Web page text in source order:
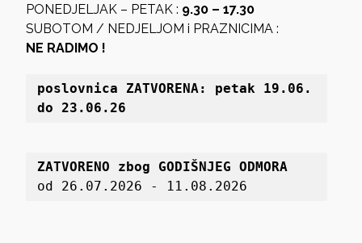
PONEDJELJAK – PETAK : 9.30 – 17.30
SUBOTOM / NEDJELJOM i PRAZNICIMA :
NE RADIMO !
poslovnica ZATVORENA: petak 19 .06.
do 23.06.26
ZATVORENO zbog GODIŠNJEG ODMORA
od 26.07.2026 - 11.08.2026